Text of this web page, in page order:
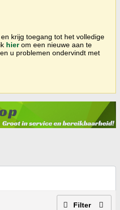
krijg toegang tot het volledige
hierom een nieuwe aan te
u problemen ondervindt met
Filter